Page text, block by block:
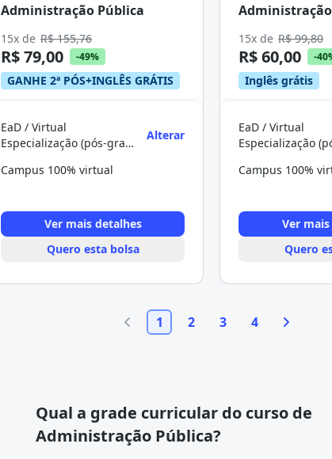
Administração Pública
15x de R$ 155,76
R$ 79,00 -49%
GANHE 2ª PÓS+INGLÊS GRÁTIS
EaD / Virtual
Especialização (pós-graduação)
Alterar
Campus 100% virtual
Ver mais detalhes
Quero esta bolsa
15x de R$ 99,80
R$ 60,00 -
Inglês grátis
EaD / Virtual
Campus 100%
Ver
Quero
1 2 3 4
Qual a grade curricular do curso de
Administração Pública?